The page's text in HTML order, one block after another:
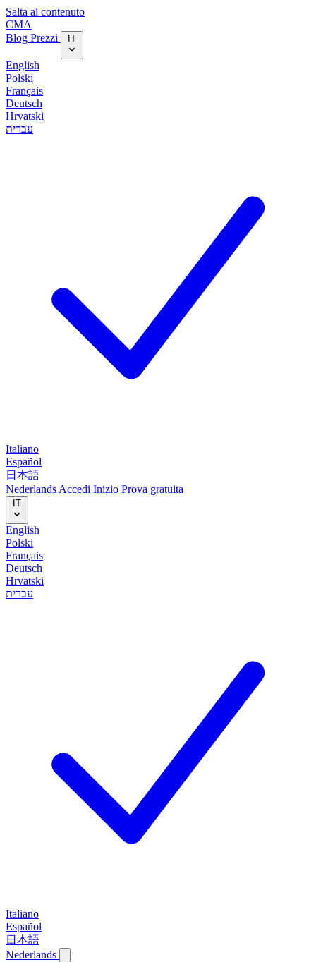
Salta al contenuto
CMA
Blog‎ Prezzi IT
English
Polski
Français
Deutsch
Hrvatski
עברית
Italiano
Español
日本語
Nederlands Accedi Inizio Prova gratuita
IT
English
Polski
Français
Deutsch
Hrvatski
עברית
Italiano
Español
日本語
Nederlands